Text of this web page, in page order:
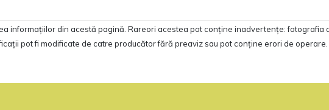
informaţiilor din acestă pagină. Rareori acestea pot conţine inadvertenţe: fotografia
pot fi modificate de catre producător fără preaviz sau pot conţine erori de